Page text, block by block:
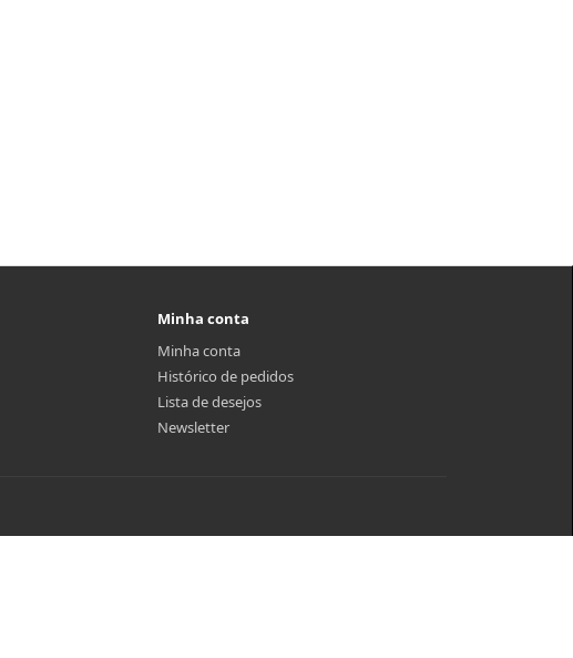
Minha conta
Minha conta
Histórico de pedidos
Lista de desejos
Newsletter